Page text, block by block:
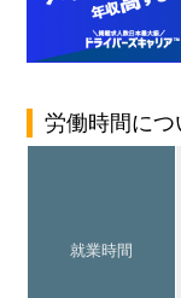
労働時間につ
就業時間